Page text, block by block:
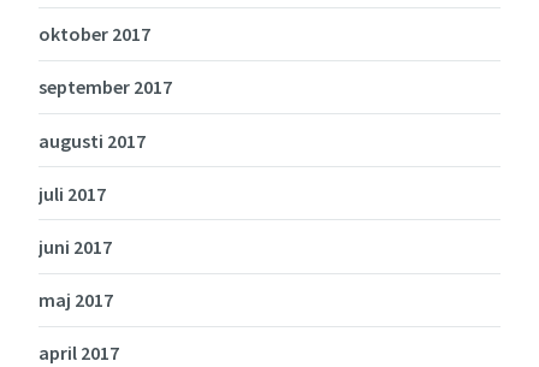
oktober 2017
september 2017
augusti 2017
juli 2017
juni 2017
maj 2017
april 2017